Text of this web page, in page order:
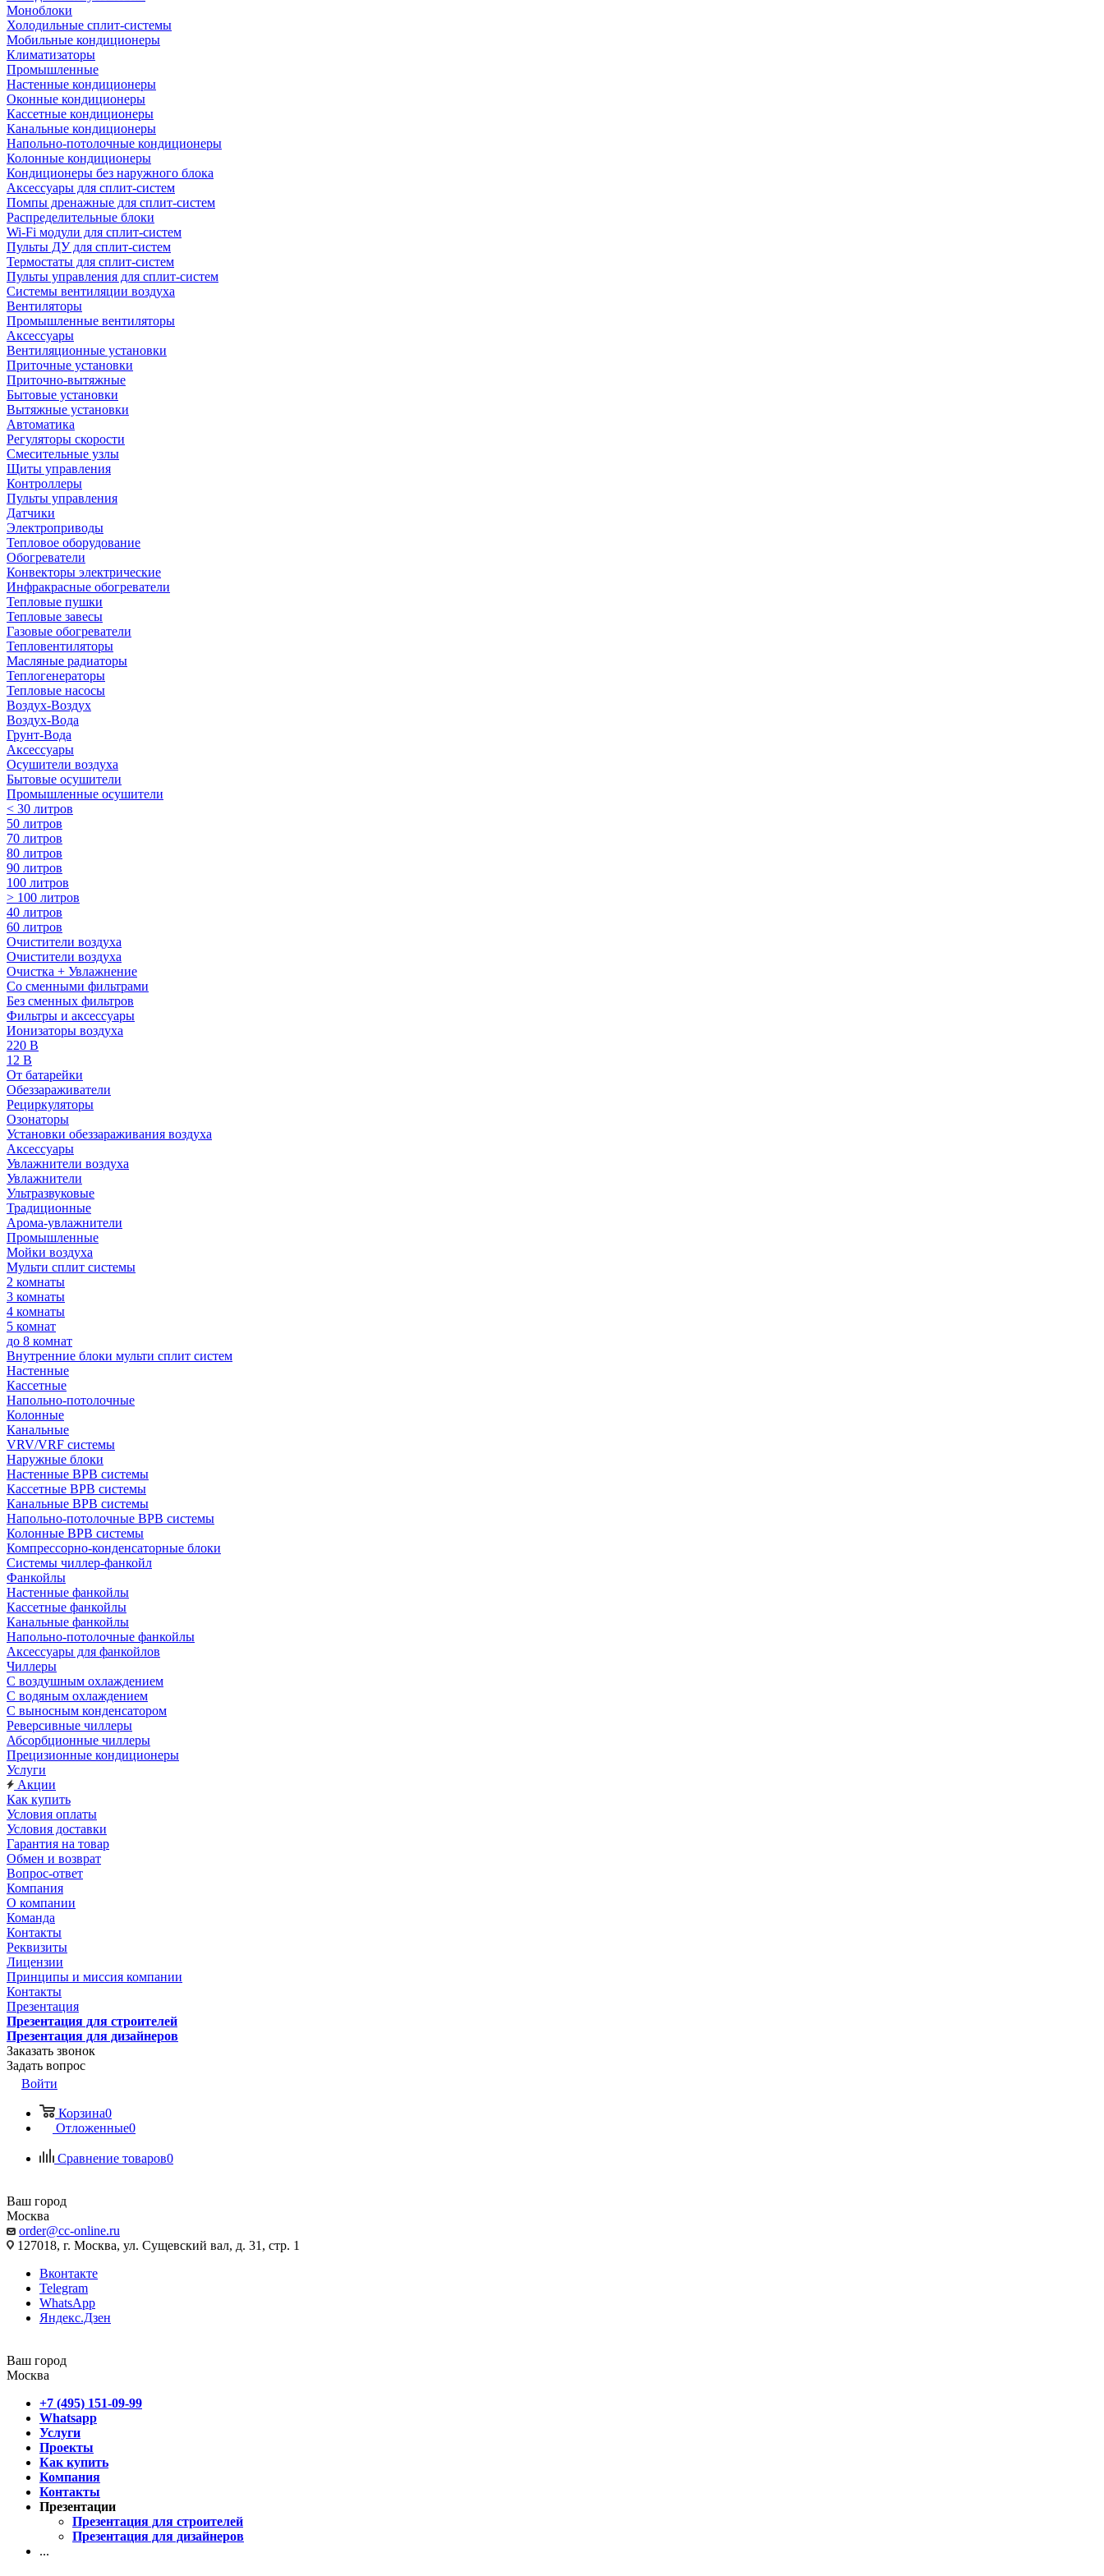
Моноблоки
Холодильные сплит-системы
Мобильные кондиционеры
Климатизаторы
Промышленные
Настенные кондиционеры
Оконные кондиционеры
Кассетные кондиционеры
Канальные кондиционеры
Напольно-потолочные кондиционеры
Колонные кондиционеры
Кондиционеры без наружного блока
Аксессуары для сплит-систем
Помпы дренажные для сплит-систем
Распределительные блоки
Wi-Fi модули для сплит-систем
Пульты ДУ для сплит-систем
Термостаты для сплит-систем
Пульты управления для сплит-систем
Системы вентиляции воздуха
Вентиляторы
Промышленные вентиляторы
Аксессуары
Вентиляционные установки
Приточные установки
Приточно-вытяжные
Бытовые установки
Вытяжные установки
Автоматика
Регуляторы скорости
Смесительные узлы
Щиты управления
Контроллеры
Пульты управления
Датчики
Электроприводы
Тепловое оборудование
Обогреватели
Конвекторы электрические
Инфракрасные обогреватели
Тепловые пушки
Тепловые завесы
Газовые обогреватели
Тепловентиляторы
Масляные радиаторы
Теплогенераторы
Тепловые насосы
Воздух-Воздух
Воздух-Вода
Грунт-Вода
Аксессуары
Осушители воздуха
Бытовые осушители
Промышленные осушители
< 30 литров
50 литров
70 литров
80 литров
90 литров
100 литров
> 100 литров
40 литров
60 литров
Очистители воздуха
Очистители воздуха
Очистка + Увлажнение
Cо сменными фильтрами
Без сменных фильтров
Фильтры и аксессуары
Ионизаторы воздуха
220 В
12 В
От батарейки
Обеззараживатели
Рециркуляторы
Озонаторы
Установки обеззараживания воздуха
Аксессуары
Увлажнители воздуха
Увлажнители
Ультразвуковые
Традиционные
Арома-увлажнители
Промышленные
Мойки воздуха
Мульти сплит системы
2 комнаты
3 комнаты
4 комнаты
5 комнат
до 8 комнат
Внутренние блоки мульти сплит систем
Настенные
Кассетные
Напольно-потолочные
Колонные
Канальные
VRV/VRF системы
Наружные блоки
Настенные ВРВ системы
Кассетные ВРВ системы
Канальные ВРВ системы
Напольно-потолочные ВРВ системы
Колонные ВРВ системы
Компрессорно-конденсаторные блоки
Системы чиллер-фанкойл
Фанкойлы
Настенные фанкойлы
Кассетные фанкойлы
Канальные фанкойлы
Напольно-потолочные фанкойлы
Аксессуары для фанкойлов
Чиллеры
С воздушным охлаждением
С водяным охлаждением
С выносным конденсатором
Реверсивные чиллеры
Абсорбционные чиллеры
Прецизионные кондиционеры
Услуги
Акции
Как купить
Условия оплаты
Условия доставки
Гарантия на товар
Обмен и возврат
Вопрос-ответ
Компания
О компании
Команда
Контакты
Реквизиты
Лицензии
Принципы и миссия компании
Контакты
Презентация
Презентация для строителей
Презентация для дизайнеров
Заказать звонок
Задать вопрос
Войти
Корзина0
Отложенные0
Сравнение товаров0
Ваш город
Москва
order@cc-online.ru
127018, г. Москва, ул. Сущевский вал, д. 31, стр. 1
Вконтакте
Telegram
WhatsApp
Яндекс.Дзен
Ваш город
Москва
+7 (495) 151-09-99
Whatsapp
Услуги
Проекты
Как купить
Компания
Контакты
Презентации
Презентация для строителей
Презентация для дизайнеров
...